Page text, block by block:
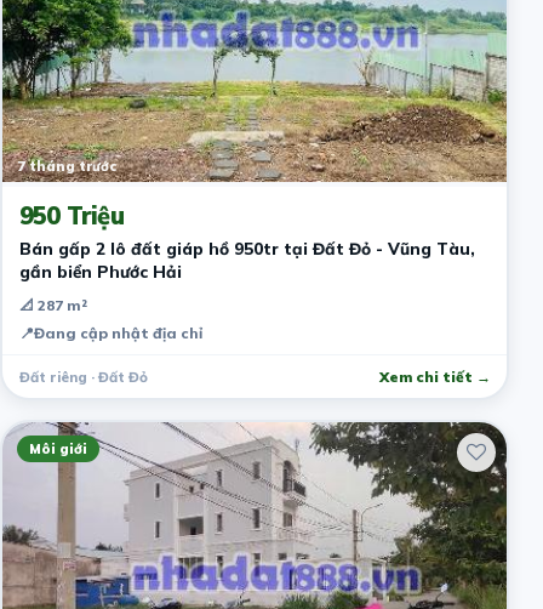
7 tháng trước
950 Triệu
Bán gấp 2 lô đất giáp hồ 950tr tại Đất Đỏ - Vũng Tàu,
gần biển Phước Hải
📐 287 m²
📍Đang cập nhật địa chỉ
Đất riêng · Đất Đỏ Xem chi tiết →
Môi giới